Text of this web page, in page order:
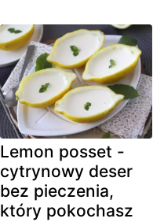
Lemon posset -
cytrynowy deser
bez pieczenia,
który pokochasz